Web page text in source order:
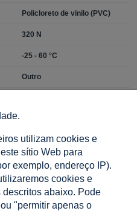
Policloreto de vinilo (PVC)
320 N
-25 - 60 °C
Outro
Sim
Preto
Sem cobertura
Sim
utilizam cookies e
sítio Web para
exemplo, endereço IP).
cookies e
abaixo. Pode
"permitir apenas o